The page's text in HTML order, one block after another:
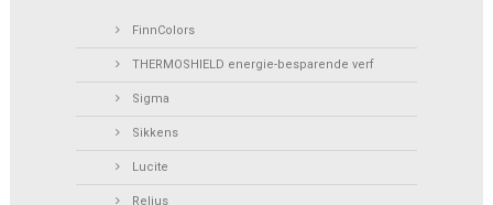
FinnColors
THERMOSHIELD energie-besparende verf
Sigma
Sikkens
Lucite
Relius